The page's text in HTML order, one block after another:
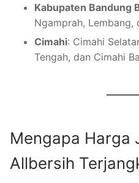
Kabupaten Bandung
Ngamprah, Lembang,
Cimahi: Cimahi
Tengah, dan Cimahi
Mengapa Harga
Allbersih